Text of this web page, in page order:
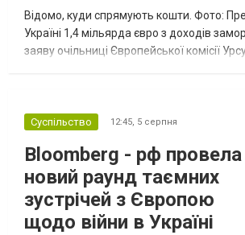
Відомо, куди спрямують кошти. Фото:
Україні 1,4 мільярда євро з доходів
заяву очільниці Європейської комісії
Суспільство 12:45, 5 серпня
Bloomberg - рф провела
новий раунд таємних
зустрічей з Європою
щодо війни в Україні